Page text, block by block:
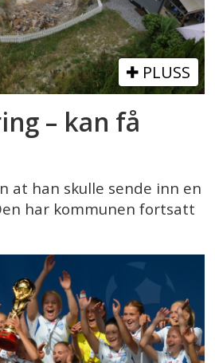
PLUSS
– kan få
at han skulle sende inn en
har kommunen fortsatt